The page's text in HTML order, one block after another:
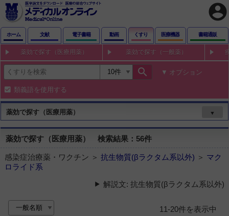
account_circle
ホーム 文献 電子書籍 動画 くすり 医療機器 書籍通販
薬効で探す（医療用薬） 薬効で探す（一般薬）
search オプション
類義語を使用する
薬効で探す（医療用薬） ▼
薬効で探す（医療用薬） 検索結果：56件
感染症治療薬・ワクチン ＞ 抗生物質(βラクタム系以外) ＞ マク
ロライド系
解説文: 抗生物質(βラクタム系以外)
11-20件を表示中